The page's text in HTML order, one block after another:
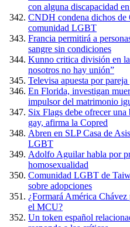
con alguna discapacidad
CNDH condena dichos de
comunidad LGBT
Francia permitirá a
sangre sin condiciones
Kunno critica división en
nosotros no hay unión”
Televisa apuesta por
En Florida, investigan
impulsor del matrimonio
Six Flags debe ofrecer
gay, afirma la Copred
Abren en SLP Casa de
LGBT
Adolfo Aguilar habla por
homosexualidad
Comunidad LGBT de
sobre adopciones
¿Formará América
el MCU?
Un token español